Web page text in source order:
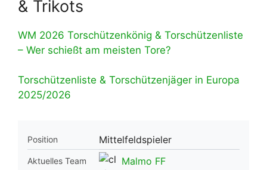
& Trikots
WM 2026 Torschützenkönig & Torschützenliste
– Wer schießt am meisten Tore?
Torschützenliste & Torschützenjäger in Europa
2025/2026
Position Mittelfeldspieler
Aktuelles Team Malmo FF